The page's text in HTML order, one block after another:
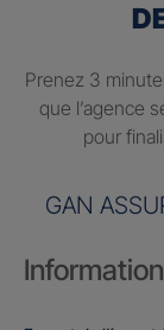
Prenez 3
que l’agence
pour
GAN